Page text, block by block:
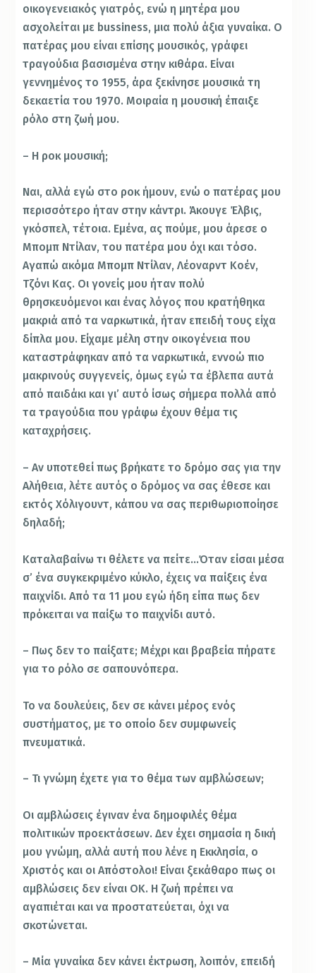
οικογενειακός γιατρός, ενώ η μητέρα μου
ασχολείται με bussiness, μια πολύ άξια γυναίκα. Ο
πατέρας μου είναι επίσης μουσικός, γράφει
τραγούδια βασισμένα στην κιθάρα. Είναι
γεννημένος το 1955, άρα ξεκίνησε μουσικά τη
δεκαετία του 1970. Μοιραία η μουσική έπαιξε
ρόλο στη ζωή μου.
– Η ροκ μουσική;
Ναι, αλλά εγώ στο ροκ ήμουν, ενώ ο πατέρας μου
περισσότερο ήταν στην κάντρι. Άκουγε Έλβις,
γκόσπελ, τέτοια. Εμένα, ας πούμε, μου άρεσε ο
Μπομπ Ντίλαν, του πατέρα μου όχι και τόσο.
Αγαπώ ακόμα Μπομπ Ντίλαν, Λέοναρντ Κοέν,
Τζόνι Κας. Οι γονείς μου ήταν πολύ
θρησκευόμενοι και ένας λόγος που κρατήθηκα
μακριά από τα ναρκωτικά, ήταν επειδή τους είχα
δίπλα μου. Είχαμε μέλη στην οικογένεια που
καταστράφηκαν από τα ναρκωτικά, εννοώ πιο
μακρινούς συγγενείς, όμως εγώ τα έβλεπα αυτά
από παιδάκι και γι’ αυτό ίσως σήμερα πολλά από
τα τραγούδια που γράφω έχουν θέμα τις
καταχρήσεις.
– Αν υποτεθεί πως βρήκατε το δρόμο σας για την
Αλήθεια, λέτε αυτός ο δρόμος να σας έθεσε και
εκτός Χόλιγουντ, κάπου να σας περιθωριοποίησε
δηλαδή;
Καταλαβαίνω τι θέλετε να πείτε…Όταν είσαι μέσα
σ’ ένα συγκεκριμένο κύκλο, έχεις να παίξεις ένα
παιχνίδι. Από τα 11 μου εγώ ήδη είπα πως δεν
πρόκειται να παίξω το παιχνίδι αυτό.
– Πως δεν το παίξατε; Μέχρι και βραβεία πήρατε
για το ρόλο σε σαπουνόπερα.
Το να δουλεύεις, δεν σε κάνει μέρος ενός
συστήματος, με το οποίο δεν συμφωνείς
πνευματικά.
– Τι γνώμη έχετε για το θέμα των αμβλώσεων;
Οι αμβλώσεις έγιναν ένα δημοφιλές θέμα
πολιτικών προεκτάσεων. Δεν έχει σημασία η δική
μου γνώμη, αλλά αυτή που λένε η Εκκλησία, ο
Χριστός και οι Απόστολοι! Είναι ξεκάθαρο πως οι
αμβλώσεις δεν είναι ΟΚ. Η ζωή πρέπει να
αγαπιέται και να προστατεύεται, όχι να
σκοτώνεται.
– Μία γυναίκα δεν κάνει έκτρωση, λοιπόν, επειδή